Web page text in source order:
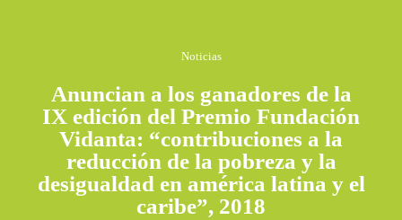
Noticias
Anuncian a los ganadores de la
IX edición del Premio Fundación
Vidanta: “contribuciones a la
reducción de la pobreza y la
desigualdad en américa latina y el
caribe”, 2018